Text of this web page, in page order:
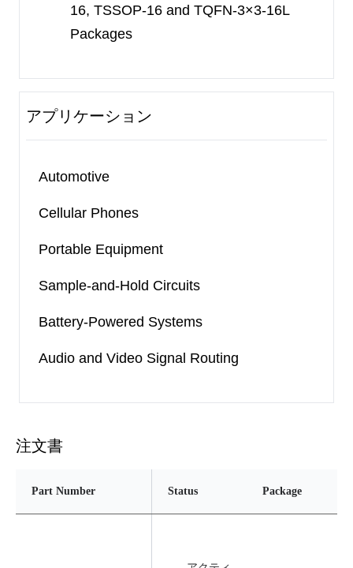
16, TSSOP-16 and TQFN-3×3-16L
Packages
アプリケーション
Automotive
Cellular Phones
Portable Equipment
Sample-and-Hold Circuits
Battery-Powered Systems
Audio and Video Signal Routing
注文書
Part Number Status Package